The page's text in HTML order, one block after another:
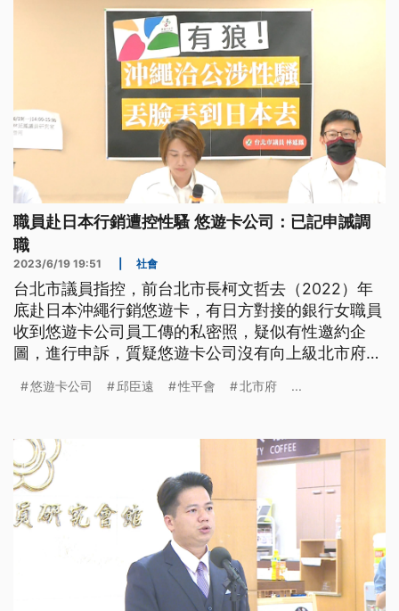
職員赴日本行銷遭控性騷 悠遊卡公司：已記申誡調
職
2023/6/19 19:51 社會
台北市議員指控，前台北市長柯文哲去（2022）年
底赴日本沖繩行銷悠遊卡，有日方對接的銀行女職員
收到悠遊卡公司員工傳的私密照，疑似有性邀約企
圖，進行申訴，質疑悠遊卡公司沒有向上級北市府通
並調整職務。
悠遊卡公司 邱臣遠 性平會 北市府 ...